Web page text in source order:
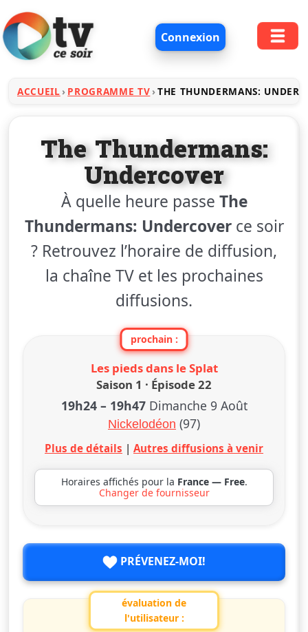
Connexion
ACCUEIL PROGRAMME TV THE THUNDERMANS:
The Thundermans:
Undercover
À quelle heure passe The
Thundermans: Undercoverce soir
? Retrouvez l’horaire de diffusion,
la chaîne TV et les prochaines
diffusions.
prochain :
Les pieds dans le Splat
Saison 1 · Épisode 22
19h24– 19h47 Dimanche 9 Août
Nickelodéon (97)
Plus de détails | Autres diffusions à venir
Horaires affichés pour la France — Free.
Changer de fournisseur
PRÉVENEZ-MOI!
évaluation de
l'utilisateur :